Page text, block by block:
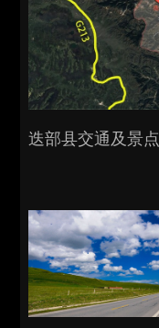
迭部县交通及景